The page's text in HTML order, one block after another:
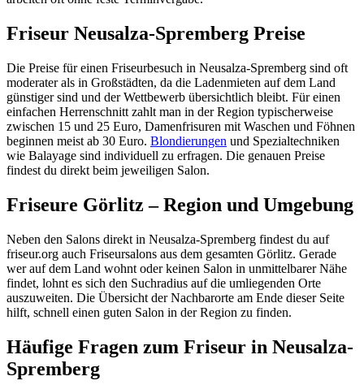
Friseur Neusalza-Spremberg Preise
Die Preise für einen Friseurbesuch in Neusalza-Spremberg sind oft
moderater als in Großstädten, da die Ladenmieten auf dem Land
günstiger sind und der Wettbewerb übersichtlich bleibt. Für einen
einfachen Herrenschnitt zahlt man in der Region typischerweise
zwischen 15 und 25 Euro, Damenfrisuren mit Waschen und Föhnen
beginnen meist ab 30 Euro. Blondierungen und Spezialtechniken
wie Balayage sind individuell zu erfragen. Die genauen Preise
findest du direkt beim jeweiligen Salon.
Friseure Görlitz – Region und Umgebung
Neben den Salons direkt in Neusalza-Spremberg findest du auf
friseur.org auch Friseursalons aus dem gesamten Görlitz. Gerade
wer auf dem Land wohnt oder keinen Salon in unmittelbarer Nähe
findet, lohnt es sich den Suchradius auf die umliegenden Orte
auszuweiten. Die Übersicht der Nachbarorte am Ende dieser Seite
hilft, schnell einen guten Salon in der Region zu finden.
Häufige Fragen zum Friseur in Neusalza-
Spremberg